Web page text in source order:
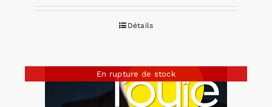
Détails
En rupture de stock